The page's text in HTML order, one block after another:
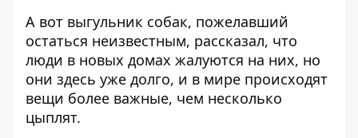
А вот выгульник собак, пожелавший
остаться неизвестным, рассказал, что
люди в новых домах жалуются на них, но
они здесь уже долго, и в мире происходят
вещи более важные, чем несколько
цыплят.